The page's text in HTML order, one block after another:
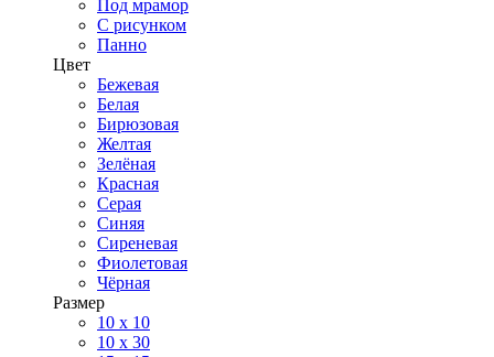
Под мрамор
С рисунком
Панно
Цвет
Бежевая
Белая
Бирюзовая
Желтая
Зелёная
Красная
Серая
Синяя
Сиреневая
Фиолетовая
Чёрная
Размер
10 х 10
10 x 30